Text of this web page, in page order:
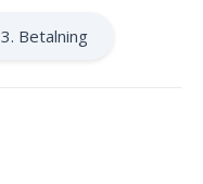
3. Betalning